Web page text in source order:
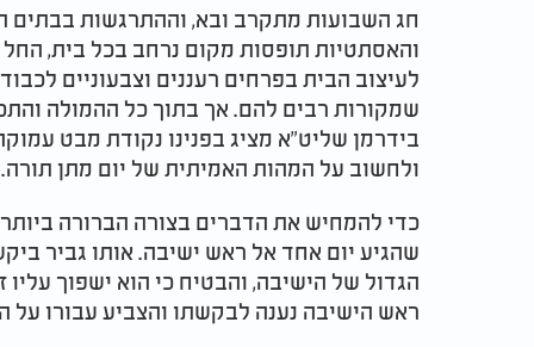
חג השבועות מתקרב ובא, וההתרגשות בבתים
והאסתטיות תופסות מקום נרחב בכל בית, החל
לעיצוב הבית בפרחים רעננים וצבעוניים
שמקורות רבים להם. אך בתוך כל ההמולה
בידרמן שליט"א מציג בפנינו נקודת מבט
ולחשוב על המהות האמיתית של יום מתן תורה.
כדי להמחיש את הדברים בצורה הברורה
שהגיע יום אחד אל ראש ישיבה. אותו גביר
הגדול של הישיבה, והבטיח כי הוא ישפוך
ראש הישיבה נענה לבקשתו והצביע עבורו על